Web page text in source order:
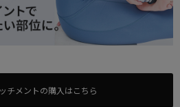
チメントの購入はこちら